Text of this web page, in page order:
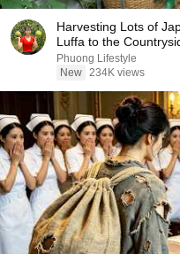
Harvesting Lots of
Luffa to the
Phuong Lifestyle
New 234K views